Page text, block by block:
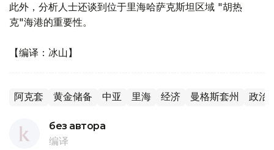
此外，分析人士还谈到位于里海哈萨克斯坦区域 "胡热
克"海港的重要性。
【编译：冰山】
阿克套 黄金储备 中亚 里海 经济 曼格斯套州 政治
без автора
编译